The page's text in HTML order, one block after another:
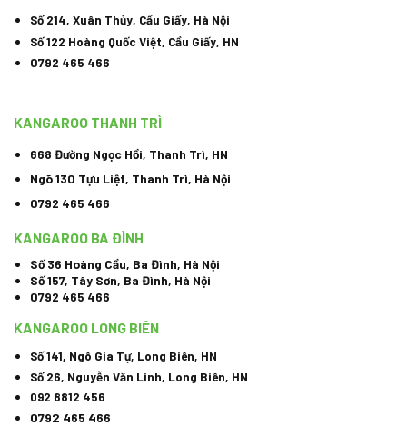
Số 214, Xuân Thủy, Cầu Giấy, Hà Nội
Số 122 Hoàng Quốc Việt, Cầu Giấy, HN
0792 465 466
KANGAROO THANH TRÌ
668 Đường Ngọc Hồi, Thanh Trì, HN
Ngõ 130 Tựu Liệt, Thanh Trì, Hà Nội
0792 465 466
KANGAROO BA ĐÌNH
Số 36 Hoàng Cầu, Ba Đình, Hà Nội
Số 157, Tây Sơn, Ba Đình, Hà Nội
0792 465 466
KANGAROO LONG BIÊN
Số 141, Ngô Gia Tự, Long Biên, HN
Số 26, Nguyễn Văn Linh, Long Biên, HN
092 8812 456
0792 465 466